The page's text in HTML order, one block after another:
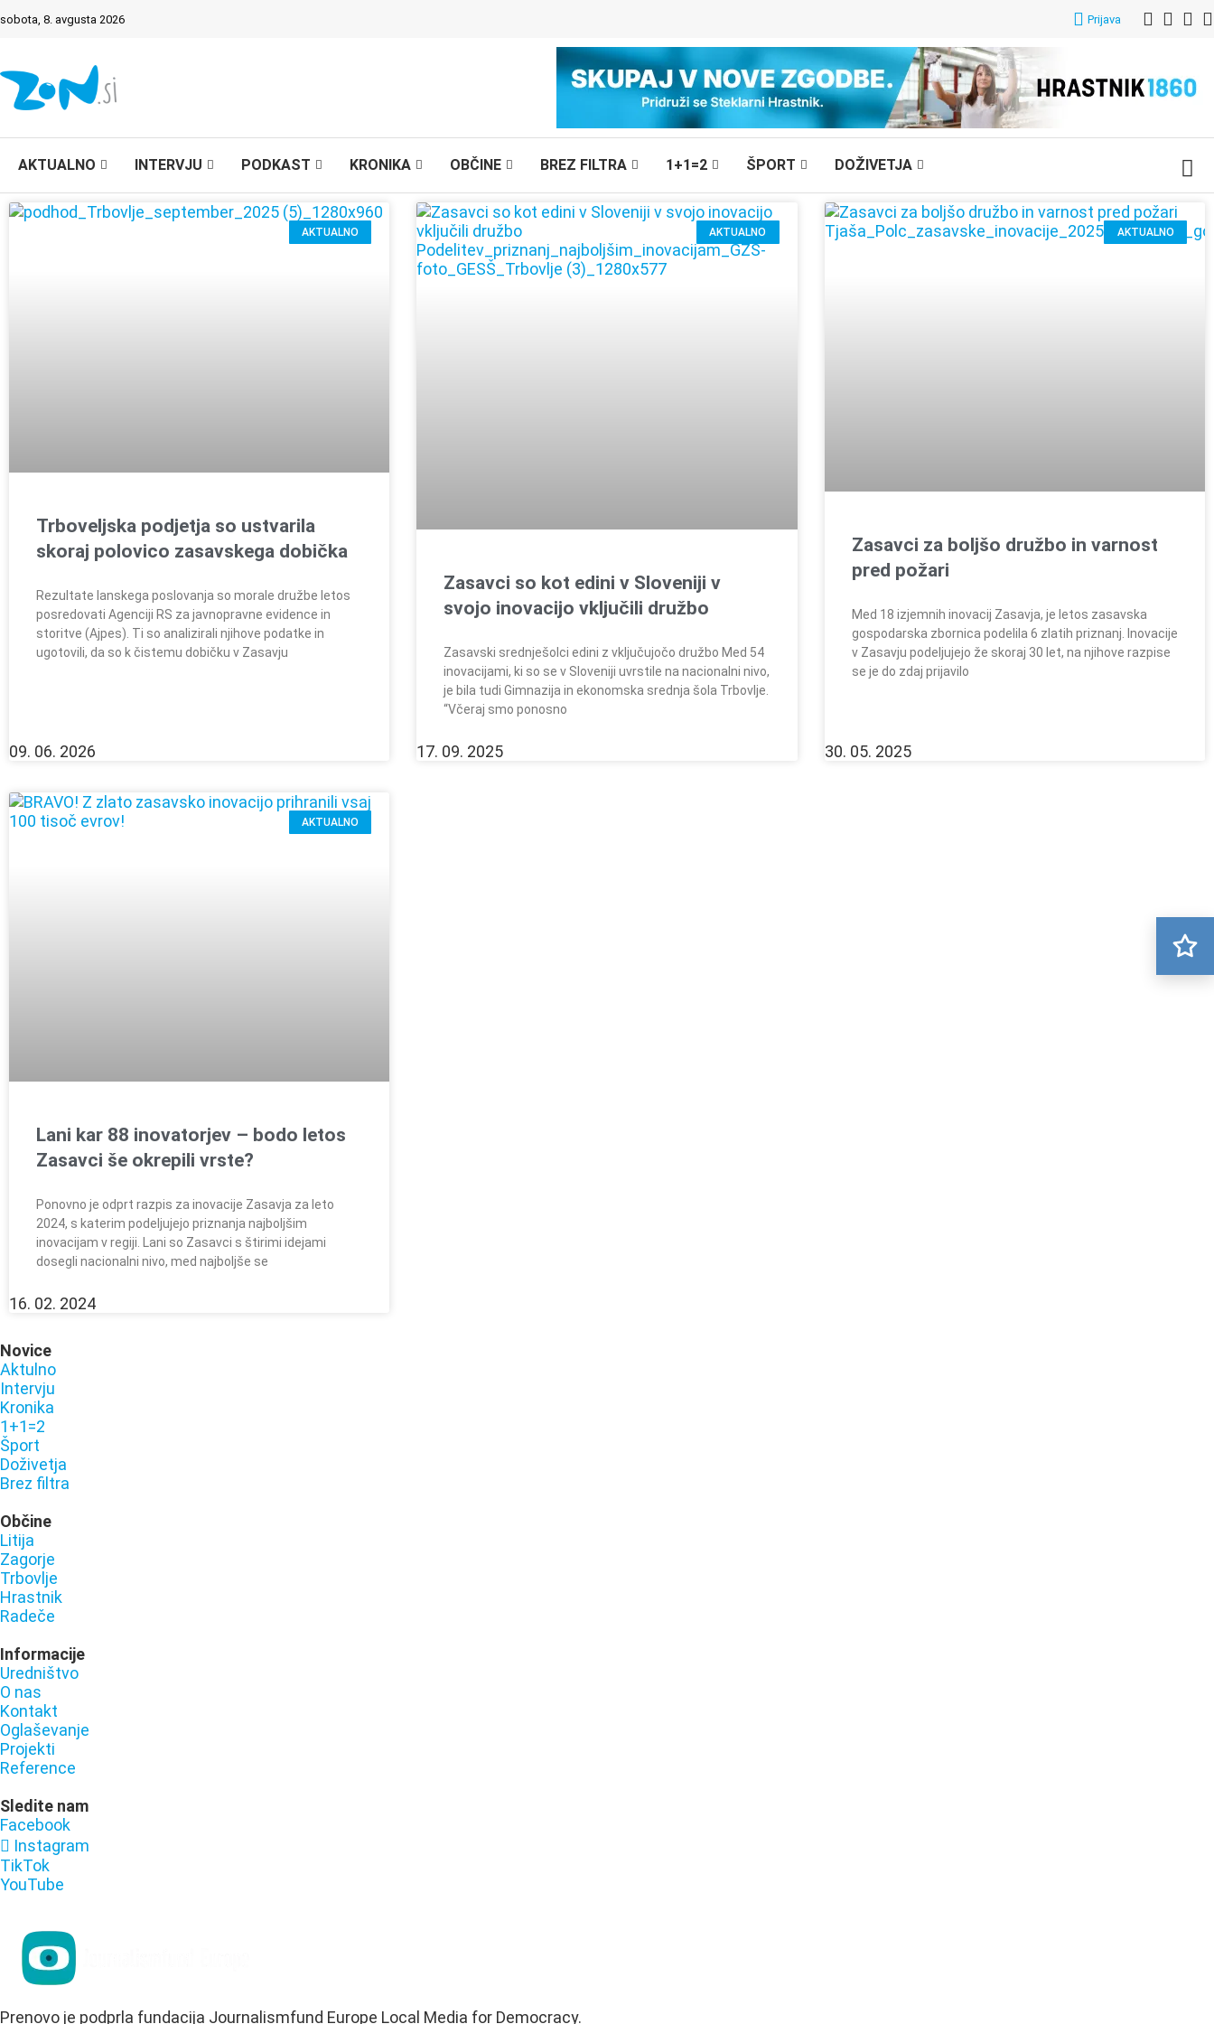
sobota, 8. avgusta 2026 Prijava
AKTUALNO INTERVJU PODKAST KRONIKA OBČINE BREZ FILTRA 1+1=2 ŠPORT DOŽIVETJA
AKTUALNO
Trboveljska podjetja so ustvarila
skoraj polovico zasavskega dobička
Rezultate lanskega poslovanja so morale družbe letos
posredovati Agenciji RS za javnopravne evidence in
storitve (Ajpes). Ti so analizirali njihove podatke in
ugotovili, da so k čistemu dobičku v Zasavju
09. 06. 2026
AKTUALNO
Zasavci so kot edini v Sloveniji v
svojo inovacijo vključili družbo
Zasavski srednješolci edini z vključujočo družbo Med 54
inovacijami, ki so se v Sloveniji uvrstile na nacionalni nivo,
je bila tudi Gimnazija in ekonomska srednja šola Trbovlje.
“Včeraj smo ponosno
17. 09. 2025
AKTUALNO
Zasavci za boljšo družbo in varnost
pred požari
Med 18 izjemnih inovacij Zasavja, je letos zasavska
gospodarska zbornica podelila 6 zlatih priznanj. Inovacije
v Zasavju podeljujejo že skoraj 30 let, na njihove razpise
se je do zdaj prijavilo
30. 05. 2025
AKTUALNO
Lani kar 88 inovatorjev – bodo letos
Zasavci še okrepili vrste?
Ponovno je odprt razpis za inovacije Zasavja za leto
2024, s katerim podeljujejo priznanja najboljšim
inovacijam v regiji. Lani so Zasavci s štirimi idejami
dosegli nacionalni nivo, med najboljše se
16. 02. 2024
Novice
Aktulno
Intervju
Kronika
1+1=2
Šport
Doživetja
Brez filtra
Občine
Litija
Zagorje
Trbovlje
Hrastnik
Radeče
Informacije
Uredništvo
O nas
Kontakt
Oglaševanje
Projekti
Reference
Sledite nam
Facebook
Instagram
TikTok
YouTube
Prenovo je podprla fundacija Journalismfund Europe Local Media for Democracy.